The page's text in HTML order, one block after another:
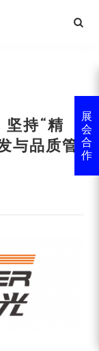
坚持“精
与品质管
展
会
合
作